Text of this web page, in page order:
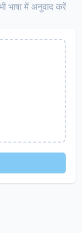
भाषा में अनुवाद करें